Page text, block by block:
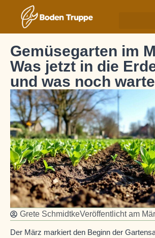
Gemüsegarten im
Was jetzt in die
und was noch
Grete SchmidtkeVeröffentlicht am
Der März markiert den Beginn der